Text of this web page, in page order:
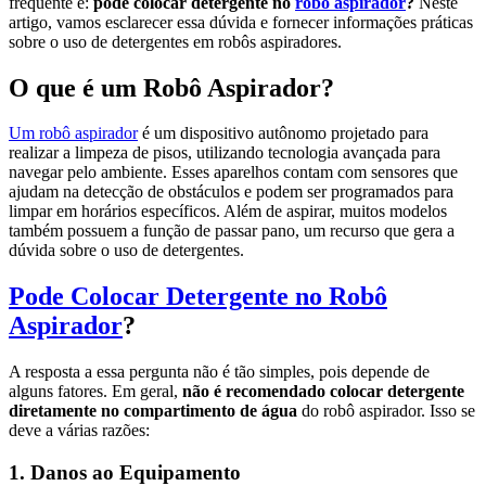
artigo, vamos esclarecer essa dúvida e fornecer informações práticas
sobre o uso de detergentes em robôs aspiradores.
O que é um Robô Aspirador?
Um robô aspiradoré um dispositivo autônomo projetado para
realizar a limpeza de pisos, utilizando tecnologia avançada para
navegar pelo ambiente. Esses aparelhos contam com sensores que
ajudam na detecção de obstáculos e podem ser programados para
limpar em horários específicos. Além de aspirar, muitos modelos
também possuem a função de passar pano, um recurso que gera a
dúvida sobre o uso de detergentes.
Pode Colocar Detergente no Robô
Aspirador?
A resposta a essa pergunta não é tão simples, pois depende de
alguns fatores. Em geral, não é recomendado colocar detergente
diretamente no compartimento de água do robô aspirador. Isso se
deve a várias razões:
1. Danos ao Equipamento